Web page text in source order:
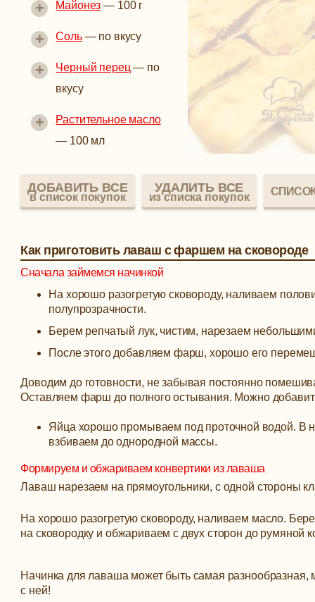
Майонез — 100 г
+
Соль— по вкусу
+
Черный перец — по
вкусу
+
Растительное масло
— 100 мл
+
ДОБАВИТЬ ВСЕ
в список покупок
УДАЛИТЬ ВСЕ
из списка покупок
Как приготовить лаваш с фаршем на сковороде
Сначала займемся начинкой
На хорошо разогретую сковороду, наливаем
полупрозрачности.
Берем репчатый лук, чистим, нарезаем
После этого добавляем фарш, хорошо его
Доводим до готовности, не забывая постоянно
Оставляем фарш до полного остывания. Можно
Яйца хорошо промываем под проточной водой. В
взбиваем до однородной массы.
Формируем и обжариваем конвертики из лаваша
Лаваш нарезаем на прямоугольники, с одной стороны
На хорошо разогретую сковороду, наливаем масло.
на сковородку и обжариваем с двух сторон до румяной
Начинка для лаваша может быть самая
с ней!